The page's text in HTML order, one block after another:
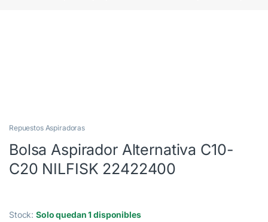
Repuestos Aspiradoras
Bolsa Aspirador Alternativa C10-
C20 NILFISK 22422400
Stock:Solo quedan 1 disponibles